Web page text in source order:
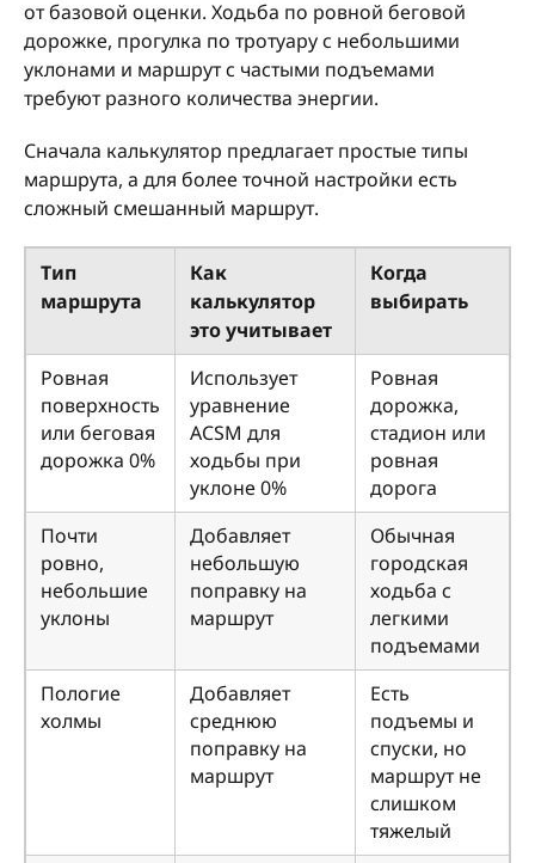
от базовой оценки. Ходьба по ровной беговой
дорожке, прогулка по тротуару с небольшими
уклонами и маршрут с частыми подъемами
требуют разного количества энергии.
Сначала калькулятор предлагает простые типы
маршрута, а для более точной настройки есть
сложный смешанный маршрут.
Тип
маршрута
Как
калькулятор
это учитывает
Когда
выбирать
Ровная
поверхность
или беговая
дорожка 0%
Использует
уравнение
ACSM для
ходьбы при
уклоне 0%
Ровная
дорожка,
стадион или
ровная
дорога
Почти
ровно,
небольшие
уклоны
Добавляет
небольшую
поправку на
маршрут
Обычная
городская
ходьба с
легкими
подъемами
Пологие
холмы
Добавляет
среднюю
поправку на
маршрут
Есть
подъемы и
спуски, но
маршрут не
слишком
тяжелый